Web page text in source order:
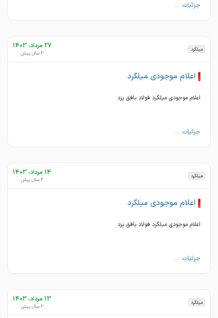
جزئیات ...
میلگرد 27 مرداد، 1403
2 سال پیش
اعلام موجودی میلگرد
اعلام موجودی میلگرد فولاد بافق یزد
جزئیات ...
میلگرد 14 مرداد، 1403
2 سال پیش
اعلام موجودی میلگرد
اعلام موجودی میلگرد فولاد بافق یزد
جزئیات ...
میلگرد 13 مرداد، 1403
2 سال پیش